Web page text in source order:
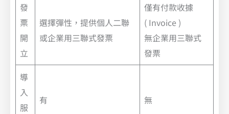
發
票
開
立
選擇彈性，提供個人二聯
或企業用三聯式發票
僅有付款收據
( Invoice )
無企業用三聯式
發票
導
入
服
有 無